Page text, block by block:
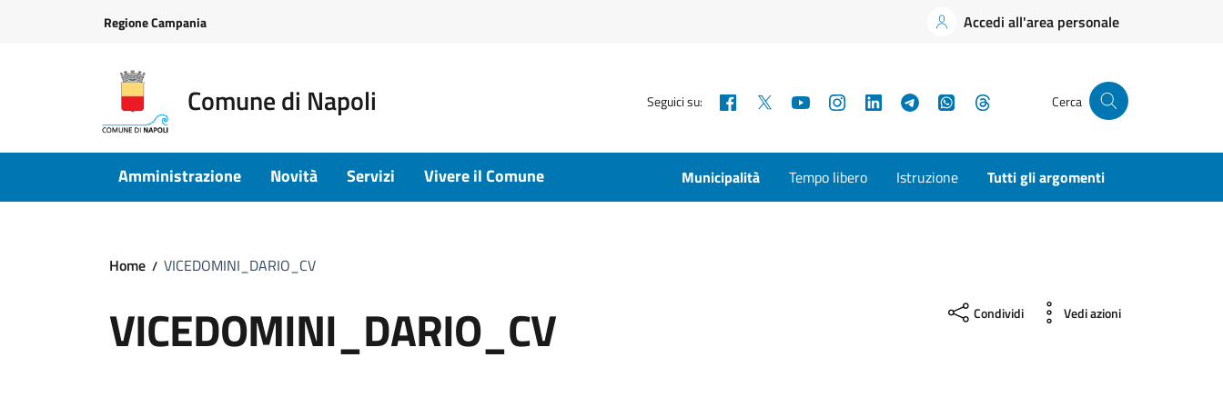
Regione Campania Accedi all'area personale
Comune di Napoli Seguici su: Facebook YouTubeInstagramLinkedInTelegramWhatsApp Cerca
Amministrazione Novità Servizi Vivere il Comune Municipalità Tempo libero Istruzione Tutti gli argomenti
Home VICEDOMINI_DARIO_CV
VICEDOMINI_DARIO_CV Condividi Vedi azioni